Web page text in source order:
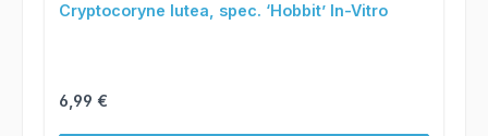
Cryptocoryne lutea, spec. ‘Hobbit’ In-Vitro
Regulärer Preis:
6,99 €